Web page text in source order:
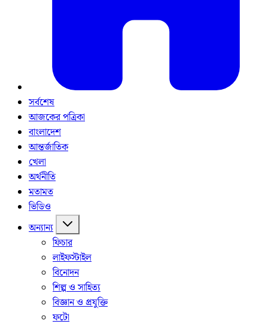
সর্বশেষ
আজকের পত্রিকা
বাংলাদেশ
আন্তর্জাতিক
খেলা
অর্থনীতি
মতামত
ভিডিও
অন্যান্য
ফিচার
লাইফস্টাইল
বিনোদন
শিল্প ও সাহিত্য
বিজ্ঞান ও প্রযুক্তি
ফটো